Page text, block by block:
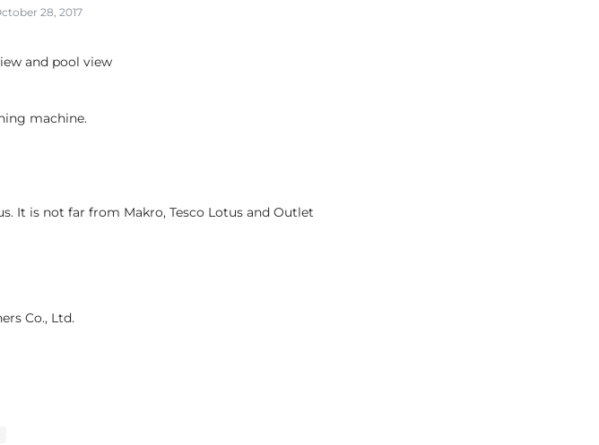
28, 2017
and pool view
machine.
It is not far from Makro, Tesco Lotus and Outlet
Co., Ltd.